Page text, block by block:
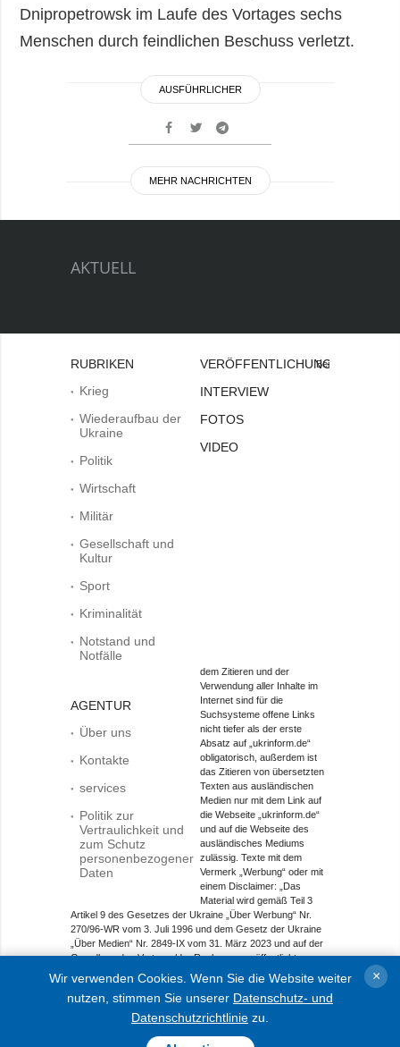
Dnipropetrowsk im Laufe des Vortages sechs
Menschen durch feindlichen Beschuss verletzt.
AUSFÜHRLICHER
MEHR NACHRICHTEN
AKTUELL
RUBRIKEN
Krieg
Wiederaufbau der
Ukraine
Politik
Wirtschaft
Militär
Gesellschaft und
Kultur
Sport
Kriminalität
Notstand und
Notfälle
AGENTUR
Über uns
Kontakte
services
Politik zur
Vertraulichkeit und
zum Schutz
personenbezogener
Daten
VERÖFFENTLICHUNGEN
INTERVIEW
FOTOS
VIDEO
Bei
dem Zitieren und der
Verwendung aller Inhalte im
Internet sind für die
Suchsysteme offene Links
nicht tiefer als der erste
Absatz auf „ukrinform.de“
obligatorisch, außerdem ist
das Zitieren von übersetzten
Texten aus ausländischen
Medien nur mit dem Link auf
die Webseite „ukrinform.de“
und auf die Webseite des
ausländisches Mediums
zulässig. Texte mit dem
Vermerk „Werbung“ oder mit
einem Disclaimer: „Das
Material wird gemäß Teil 3
Artikel 9 des Gesetzes der Ukraine „Über Werbung“ Nr.
270/96-WR vom 3. Juli 1996 und dem Gesetz der Ukraine
„Über Medien“ Nr. 2849-IX vom 31. März 2023 und auf der
Grundlage des Vertrags/der Rechnung veröffentlicht.
Objekt im Bereich Onlinemedien; Medien-ID R40-01421.
© 2015-2026 Ukrinform. Alle Rechte sind geschützt.
Wir verwenden Cookies. Wenn Sie die Website weiter
nutzen, stimmen Sie unserer Datenschutz- und
Datenschutzrichtlinie zu.
×